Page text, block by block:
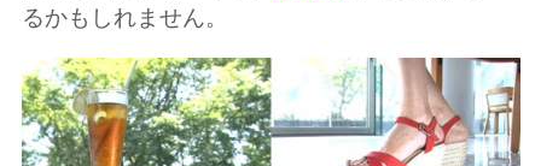
るかもしれません。